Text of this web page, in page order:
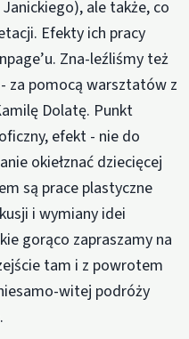
ale także, co
Efekty ich pracy
Zna-leźliśmy też
za pomocą warsztatów z
Dolatę. Punkt
efekt - nie do
okiełznać dziecięcej
są prace plastyczne
i wymiany idei
gorąco zapraszamy na
tam i z powrotem
witej podróży